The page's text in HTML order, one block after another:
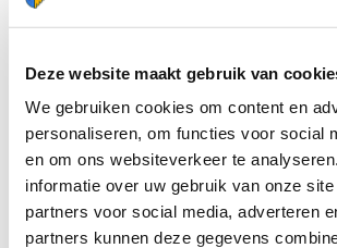
Deze website maakt gebruik van
We gebruiken cookies om content en
personaliseren, om functies voor social
en om ons websiteverkeer te
informatie over uw gebruik van onze
partners voor social media, adverteren
partners kunnen deze gegevens
Great to see you're interested in a
like to refer you to the
website. There, you can easily sign
newspapers in Dieren.
We hope you can get started soon
the best of luck! 🚴‍♂️💨